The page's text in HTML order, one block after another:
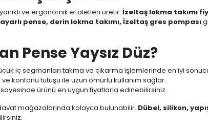
ve ergonomik el aletleri üretir. İzeltaş lokma takımı
pense, derin lokma takımı, İzeltaş gres pompası
Pense Yaysız Düz?
iç segmanları takma ve çıkarma işlemlerinde en iyi
ve konforlu tutuşu ile uzun ömürlü kullanım sağlar.
sayesinde ürünü en uygun fiyatlarla edinebilirsiniz.
mağazalarında kolayca bulunabilir. Dübel, silikon,